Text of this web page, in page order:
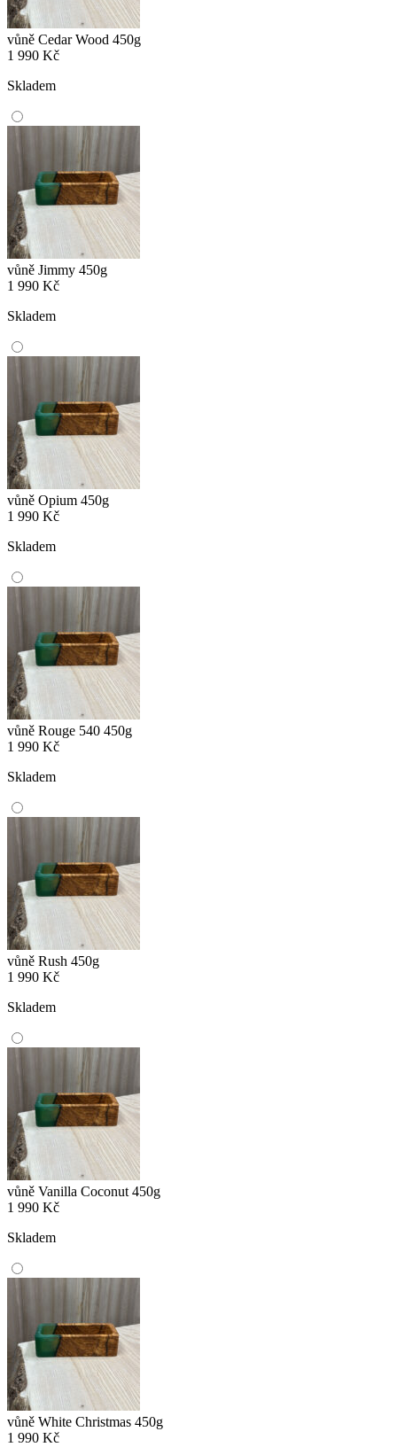
vůně Cedar Wood 450g
1 990 Kč
Skladem
vůně Jimmy 450g
1 990 Kč
Skladem
vůně Opium 450g
1 990 Kč
Skladem
vůně Rouge 540 450g
1 990 Kč
Skladem
vůně Rush 450g
1 990 Kč
Skladem
vůně Vanilla Coconut 450g
1 990 Kč
Skladem
vůně White Christmas 450g
1 990 Kč